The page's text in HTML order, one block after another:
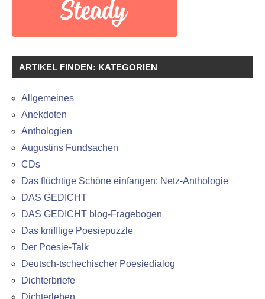
ARTIKEL FINDEN: KATEGORIEN
Allgemeines
Anekdoten
Anthologien
Augustins Fundsachen
CDs
Das flüchtige Schöne einfangen: Netz-Anthologie
DAS GEDICHT
DAS GEDICHT blog-Fragebogen
Das knifflige Poesiepuzzle
Der Poesie-Talk
Deutsch-tschechischer Poesiedialog
Dichterbriefe